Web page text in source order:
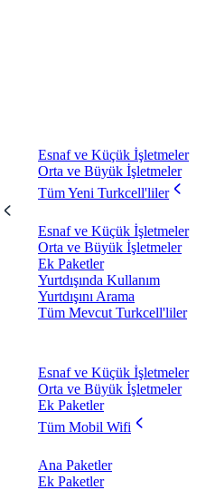
Esnaf ve Küçük İşletmeler
Orta ve Büyük İşletmeler
Tüm Yeni Turkcell'liler
Esnaf ve Küçük İşletmeler
Orta ve Büyük İşletmeler
Ek Paketler
Yurtdışında Kullanım
Yurtdışını Arama
Tüm Mevcut Turkcell'liler
Esnaf ve Küçük İşletmeler
Orta ve Büyük İşletmeler
Ek Paketler
Tüm Mobil Wifi
Ana Paketler
Ek Paketler